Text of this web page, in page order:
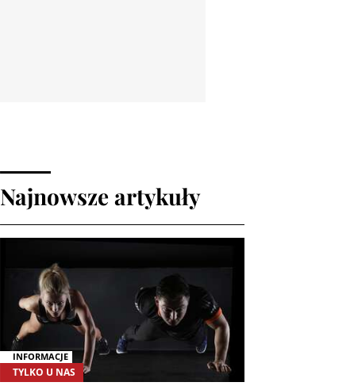
Najnowsze artykuły
INFORMACJE
TYLKO U NAS